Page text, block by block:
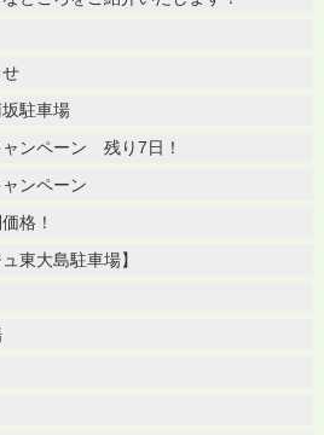
駐車場
ンペーン 残り7日！
ンペーン
格！
東大島駐車場】